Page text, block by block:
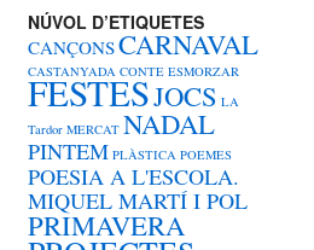
NÚVOL D’ETIQUETES
CANÇONSCARNAVAL
CASTANYADA CONTE ESMORZAR
FESTESJOCS LA
Tardor MERCAT NADAL
PINTEM PLÀSTICA POEMES
POESIA A L'ESCOLA.
MIQUEL MARTÍ I POL
PRIMAVERA